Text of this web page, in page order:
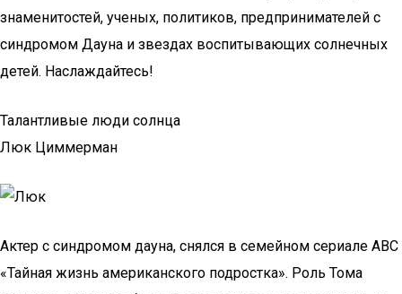
знаменитостей, ученых, политиков, предпринимателей с
синдромом Дауна и звездах воспитывающих солнечных
детей. Наслаждайтесь!
Талантливые люди солнца
Люк Циммерман
Актер с синдромом дауна, снялся в семейном сериале ABC
«Тайная жизнь американского подростка». Роль Тома